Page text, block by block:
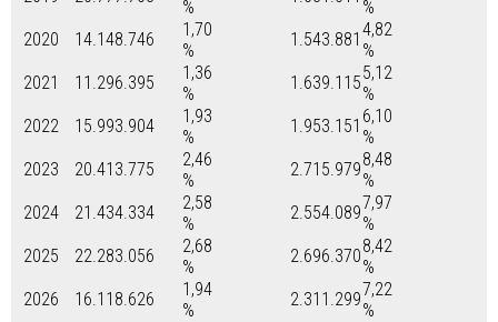
%
%
2020
14.148.746
1,70
%
1.543.881 4,82
%
2021
11.296.395
1,36
%
1.639.1155,12
%
2022
15.993.904
1,93
%
1.953.151 6,10
%
2023
20.413.775
2,46
%
2.715.9798,48
%
2024
21.434.334
2,58
%
2.554.0897,97
%
2025
22.283.056
2,68
%
2.696.3708,42
%
2026
16.118.626
1,94
%
2.311.2997,22
%